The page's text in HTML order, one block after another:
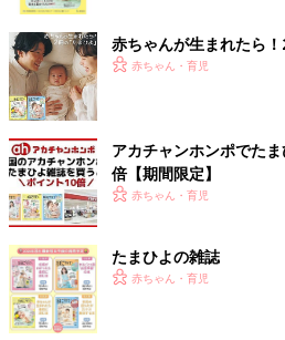
河本妊娠後期
然分娩は難しいかもしれない」と言
くみがひどくて･･･。様子を見ていた
月前である36週に私の血圧が上がり
状が出始めました。おなかの赤ちゃ
出産時は部分麻酔だったので、私は
たんです。医師が「やっぱり赤ちゃ
聞こえ、赤ちゃんが引っかかってな
ってきました。どうなるんだろう･･･
事に生まれたときはほっとしました
え）を上げるまでに少し時間がかか
も安定していったんです。「無事に
赤ちゃんが生まれたら！
赤ちゃん・育児
アカチャンホンポでた
倍【期間限定】
赤ちゃん・育児
たまひよの雑誌
赤ちゃん・育児